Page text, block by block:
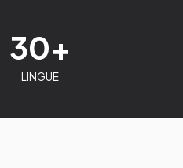
30+
LINGUE